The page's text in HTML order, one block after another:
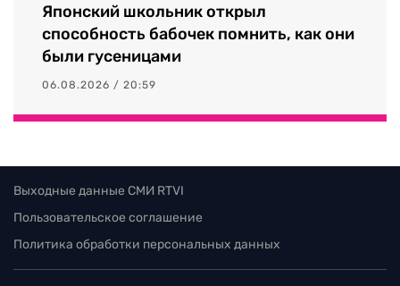
Японский школьник открыл
способность бабочек помнить, как они
были гусеницами
06.08.2026 / 20:59
Выходные данные СМИ RTVI
Пользовательское соглашение
Политика обработки персональных данных